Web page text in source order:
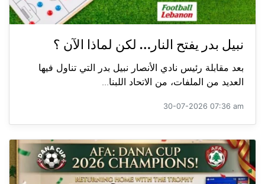
نبيل بدر يفتح النار… لكن لماذا الآن ؟
بعد مقابلة رئيس نادي الأنصار نبيل بدر التي تناول فيها
العديد من الملفات، من الاتحاد اللبنا...
30-07-2026 07:36 am